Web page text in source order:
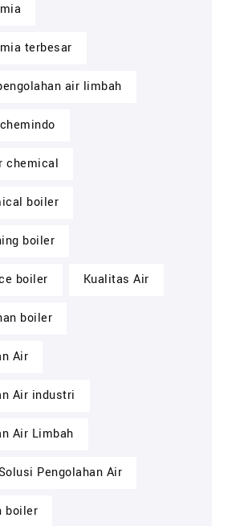
terbesar
air limbah
chemical
boiler
boiler
boiler Kualitas Air
boiler
Air
Air industri
Air Limbah
Pengolahan Air
boiler